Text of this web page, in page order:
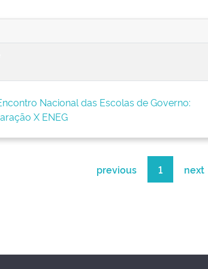
Nacional das Escolas de Governo:
X ENEG
previous 1 next